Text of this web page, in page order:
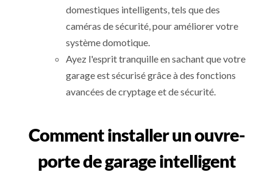
domestiques intelligents, tels que des
caméras de sécurité, pour améliorer votre
système domotique.
Ayez l'esprit tranquille en sachant que votre
garage est sécurisé grâce à des fonctions
avancées de cryptage et de sécurité.
Comment installer un ouvre-
porte de garage intelligent